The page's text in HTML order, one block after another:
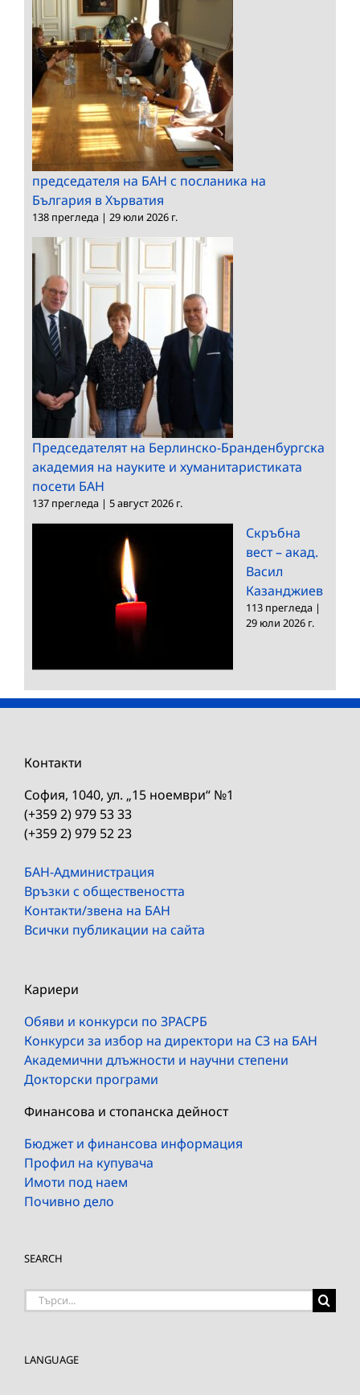
председателя на БАН с посланика на
България в Хърватия
138 прегледа | 29 юли 2026 г.
Председателят на Берлинско-Бранденбургска
академия на науките и хуманитаристиката
посети БАН
137 прегледа | 5 август 2026 г.
Скръбна
вест – акад.
Васил
Казанджиев
113 прегледа |
29 юли 2026 г.
Контакти
София, 1040, ул. „15 ноември“ №1
(+359 2) 979 53 33
(+359 2) 979 52 23
БАН-Администрация
Връзки с обществеността
Контакти/звена на БАН
Всички публикации на сайта
Кариери
Обяви и конкурси по ЗРАСРБ
Конкурси за избор на директори на СЗ на БАН
Академични длъжности и научни степени
Докторски програми
Финансова и стопанска дейност
Бюджет и финансова информация
Профил на купувача
Имоти под наем
Почивно дело
SEARCH
Търсене
LANGUAGE